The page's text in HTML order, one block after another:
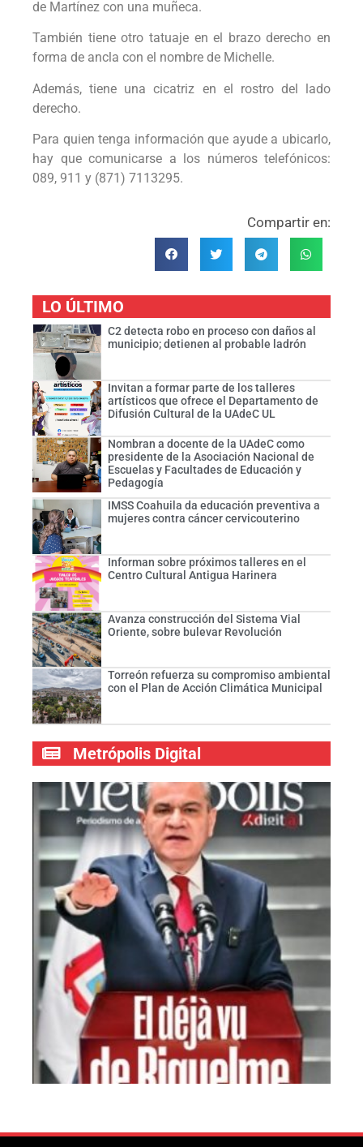
de Martínez con una muñeca.
También tiene otro tatuaje en el brazo derecho en
forma de ancla con el nombre de Michelle.
Además, tiene una cicatriz en el rostro del lado
derecho.
Para quien tenga información que ayude a ubicarlo,
hay que comunicarse a los números telefónicos:
089, 911 y (871) 7113295.
Compartir en:
LO ÚLTIMO
C2 detecta robo en proceso con daños al
municipio; detienen al probable ladrón
Invitan a formar parte de los talleres
artísticos que ofrece el Departamento de
Difusión Cultural de la UAdeC UL
Nombran a docente de la UAdeC como
presidente de la Asociación Nacional de
Escuelas y Facultades de Educación y
Pedagogía
IMSS Coahuila da educación preventiva a
mujeres contra cáncer cervicouterino
Informan sobre próximos talleres en el
Centro Cultural Antigua Harinera
Avanza construcción del Sistema Vial
Oriente, sobre bulevar Revolución
Torreón refuerza su compromiso ambiental
con el Plan de Acción Climática Municipal
Metrópolis Digital